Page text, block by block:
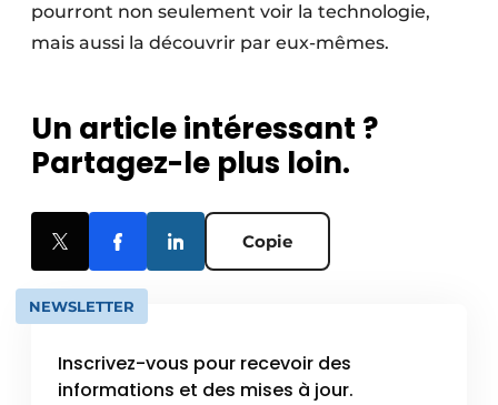
pourront non seulement voir la technologie,
mais aussi la découvrir par eux-mêmes.
Un article intéressant ?
Partagez-le plus loin.
Copie
NEWSLETTER
Inscrivez-vous pour recevoir des
informations et des mises à jour.